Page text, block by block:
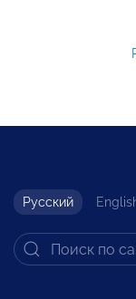
Русский